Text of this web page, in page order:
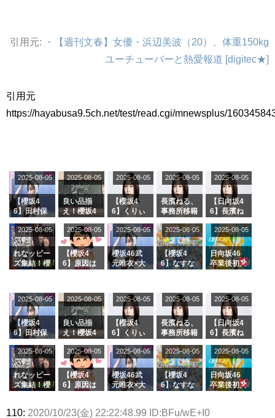
引用元:
・【週刊文春】女優・浜辺美波（20）、体重150kg
ユーチューバーと熱愛報道 [digitec★]
引用元
https://hayabusa9.5ch.net/test/read.cgi/mnewsplus/
【櫻坂4
6】田村保
ージを脱い
でいた理由
2025-08-05
良い品揃
え！櫻坂4
グル『Mak
e or Brea
k』オフィ
シャルグッ
ズ絶賛販売
2025-08-05
【櫻坂4
6】くりぃ
の2人を手
玉に取る大
沼晶保【く
りぃむナン
タラ】
2025-08-05
長濱ねる、
事務所移籍
属を発表
2025-08-05
【日向坂4
6】長濱ね
ら移籍しフ
ラーム所属
に。これで
事務所に所
属している
がこちら
2025-08-05
れなッピー
ズ集結！櫻
理子、8/6
「ラヴィッ
ト！」水曜
スタジオ出
演決定
2025-08-05
【櫻坂4
6】原因は
uddiesを
ざわつかせ
る...
2025-08-05
櫻坂46武
元唯衣×大
カップお姉
さんに恐怖
【くりぃむ
ナンタラ】
2025-08-05
【櫻坂4
6】なすな
2曲目っ
て...【ラヴ
ィット 東
京ドーム公
演】
2025-08-05
日向坂46
卒業後初共
師匠オード
リー若林さ
んと再会し
た結果･･･
【激レアさ
きた。】
2025-08-05
【櫻坂4
6】田村保
ージを脱い
でいた理由
2025-08-05
良い品揃
え！櫻坂4
グル『Mak
e or Brea
k』オフィ
シャルグッ
ズ絶賛販売
2025-08-05
【櫻坂4
6】くりぃ
の2人を手
玉に取る大
沼晶保【く
りぃむナン
タラ】
2025-08-05
長濱ねる、
事務所移籍
属を発表
2025-08-05
【日向坂4
6】長濱ね
ら移籍しフ
ラーム所属
に。これで
事務所に所
属している
2025-08-05
れなッピー
ズ集結！櫻
理子、8/6
2025-08-05
【櫻坂4
6】原因は
uddiesを
2025-08-05
櫻坂46武
元唯衣×大
カップお姉
2025-08-05
【櫻坂4
6】なすな
2曲目っ
2025-08-05
日向坂46
卒業後初共
2025-08-05
110: 2020/10/23(金) 22:22:48.99 ID:BFu/wE+I0